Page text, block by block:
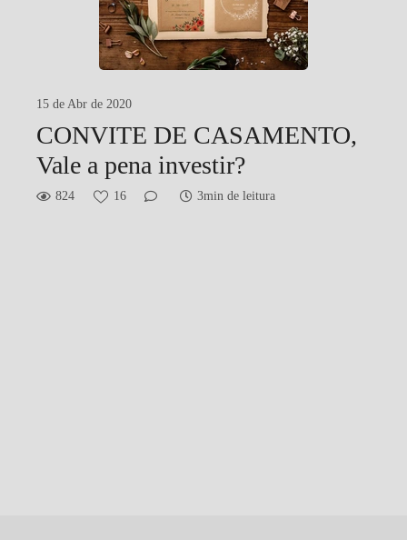
15 de Abr de 2020
CONVITE DE CASAMENTO,
Vale a pena investir?
824 16 3min de leitura